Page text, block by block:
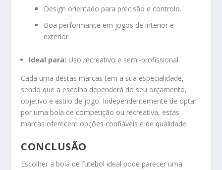
Design orientado para precisão e controlo.
Boa performance em jogos de interior e
exterior.
Ideal para: Uso recreativo e semi-profissional.
Cada uma destas marcas tem a sua especialidade,
sendo que a escolha dependerá do seu orçamento,
objetivo e estilo de jogo. Independentemente de optar
por uma bola de competição ou recreativa, estas
marcas oferecem opções confiáveis e de qualidade.
CONCLUSÃO
Escolher a bola de futebol ideal pode parecer uma